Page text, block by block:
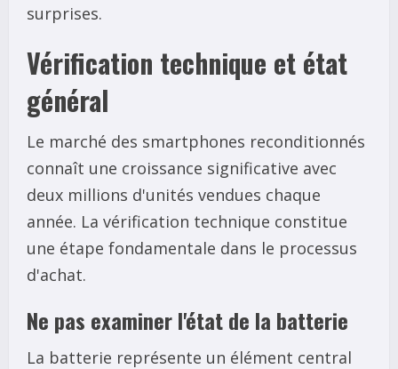
surprises.
Vérification technique et état
général
Le marché des smartphones reconditionnés
connaît une croissance significative avec
deux millions d'unités vendues chaque
année. La vérification technique constitue
une étape fondamentale dans le processus
d'achat.
Ne pas examiner l'état de la batterie
La batterie représente un élément central